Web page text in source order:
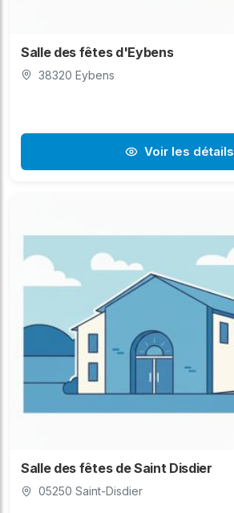
Salle des fêtes d'Eybens
38320 Eybens
Voir les détails
Salle des fêtes de Saint Disdier
05250 Saint-Disdier